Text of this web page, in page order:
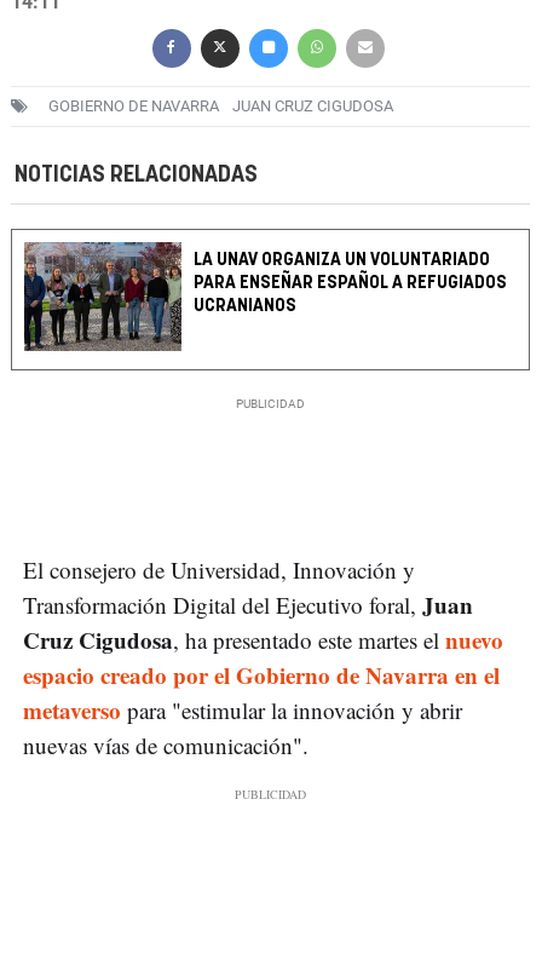
GOBIERNO DE NAVARRA JUAN CRUZ CIGUDOSA
NOTICIAS RELACIONADAS
LA UNAV ORGANIZA UN VOLUNTARIADO
PARA ENSEÑAR ESPAÑOL A REFUGIADOS
UCRANIANOS
El consejero de Universidad, Innovación y
Transformación Digital del Ejecutivo foral, Juan
Cruz Cigudosa, ha presentado este martes el nuevo
espacio creado por el Gobierno de Navarra en el
metaverso para "estimular la innovación y abrir
nuevas vías de comunicación".